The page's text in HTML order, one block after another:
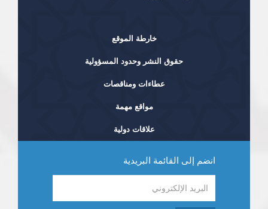
خارطة الموقع
حقوق النشر وحدود المسؤولية
عطاءات ومناقصات
مواقع مهمة
علاقات دولية
انضم إلى القائمة البريدية